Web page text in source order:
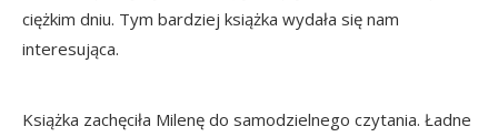
ciężkim dniu. Tym bardziej książka wydała się nam
interesująca.
Książka zachęciła Milenę do samodzielnego czytania. Ładne